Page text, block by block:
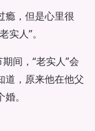
瘾，但是心里很
人”。
间，“老实人”会
道，原来他在他父
。